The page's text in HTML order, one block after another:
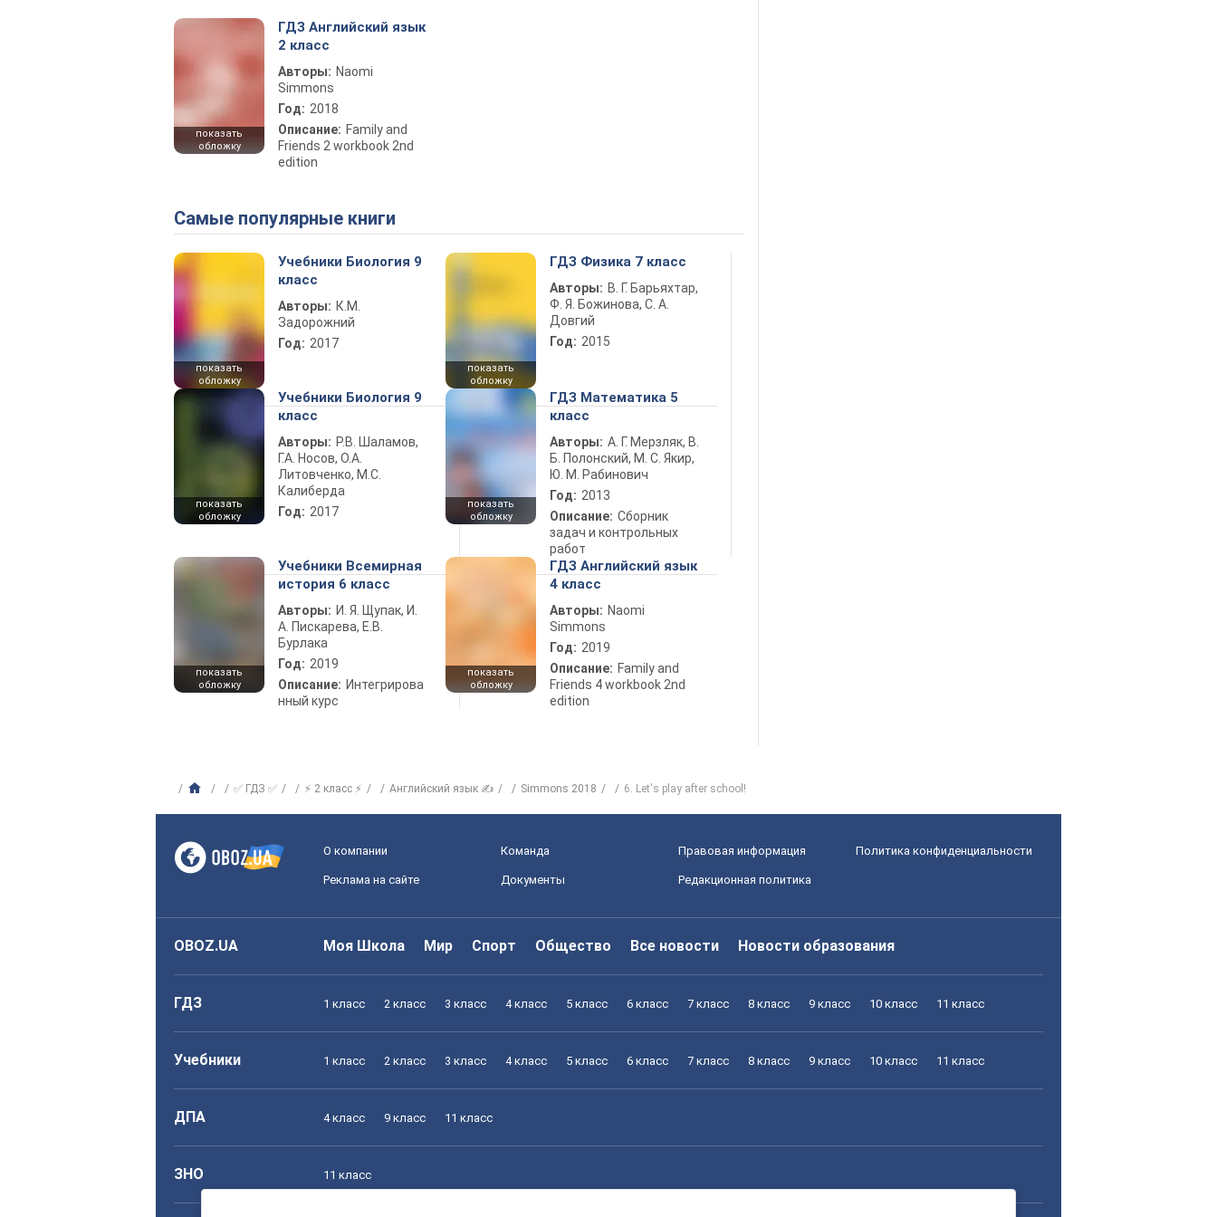
показать
обложку
ГДЗ Английский язык
2 класс
Авторы: Naomi
Simmons
Год: 2018
Описание: Family and
Friends 2 workbook 2nd
edition
Самые популярные книги
показать
обложку
Учебники Биология 9
класс
Авторы: К.М.
Задорожний
Год: 2017
показать
обложку
ГДЗ Физика 7 класс
Авторы: В. Г. Барьяхтар,
Ф. Я. Божинова, С. А.
Довгий
Год: 2015
показать
обложку
Учебники Биология 9
класс
Авторы: Р.В. Шаламов,
Г.А. Носов, О.А.
Литовченко, М.С.
Калиберда
Год: 2017
показать
обложку
ГДЗ Математика 5
класс
Авторы: А. Г. Мерзляк, В.
Б. Полонский, М. С. Якир,
Ю. М. Рабинович
Год: 2013
Описание: Сборник
задач и контрольных
работ
показать
обложку
Учебники Всемирная
история 6 класс
Авторы: И. Я. Щупак, И.
А. Пискарева, Е.В.
Бурлака
Год: 2019
Описание: Интегрирова
нный курс
показать
обложку
ГДЗ Английский язык
4 класс
Авторы: Naomi
Simmons
Год: 2019
Описание: Family and
Friends 4 workbook 2nd
edition
✅ ГДЗ ✅ ⚡ 2 класс ⚡ Английский язык ✍ Simmons 2018 6. Let's play after school!
О компании Команда Правовая информация Политика конфиденциальности
Реклама на сайте Документы Редакционная политика
OBOZ.UA Моя Школа Мир Спорт Общество Все новости Новости образования
ГДЗ 1 класс 2 класс 3 класс 4 класс 5 класс 6 класс 7 класс 8 класс 9 класс 10 класс 11 класс
Учебники 1 класс 2 класс 3 класс 4 класс 5 класс 6 класс 7 класс 8 класс 9 класс 10 класс 11 класс
ДПА 4 класс 9 класс 11 класс
ЗНО 11 класс